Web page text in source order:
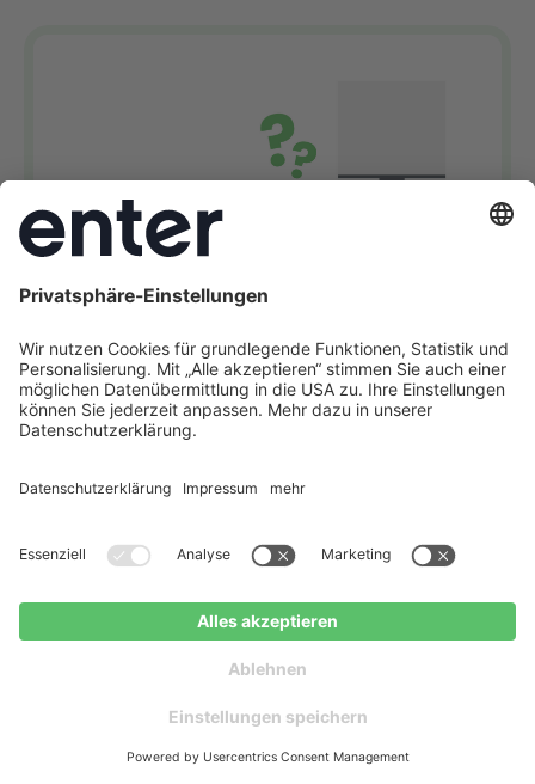
Kostenlose Beratung
Kostenloser
7. August 2026
Wärmepumpe vs. Gas: Gasheizung
& Förderung 2026 im Vergleich
bevorzugte Heizsystem, doch in vielen
Gasheizungen. Lohnt sich der Umstieg auf eine
Wärmepumpe – und welche Vorteile bieten beide
Systeme im direkten Vergleich?